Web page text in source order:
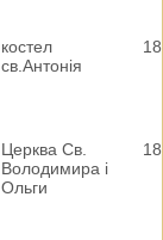
костел
св.Антонія
Церква Св.
Володимира і
Ольги